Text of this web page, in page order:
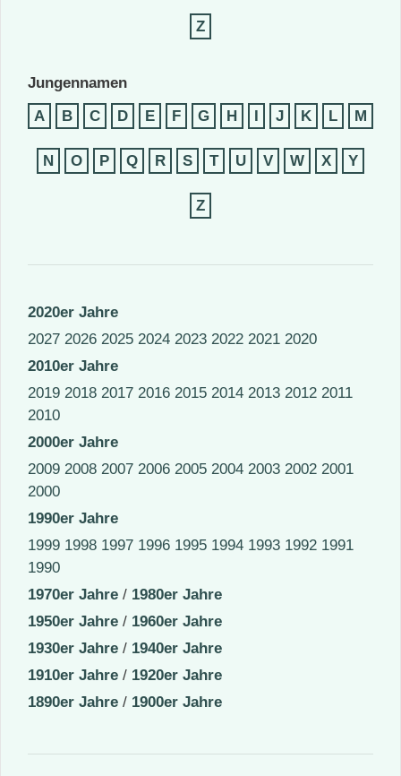
Z
Jungennamen
A
B C D E F G H I J K L M
N O P Q R S T U V W X Y
Z
2020er Jahre
2027 2026 2025 2024 2023 2022 2021 2020
2010er Jahre
2019 2018 2017 2016 2015 2014 2013 2012 2011
2010
2000er Jahre
2009 2008 2007 2006 2005 2004 2003 2002 2001
2000
1990er Jahre
1999 1998 1997 1996 1995 1994 1993 1992 1991
1990
1970er Jahre / 1980er Jahre
1950er Jahre / 1960er Jahre
1930er Jahre / 1940er Jahre
1910er Jahre / 1920er Jahre
1890er Jahre / 1900er Jahre